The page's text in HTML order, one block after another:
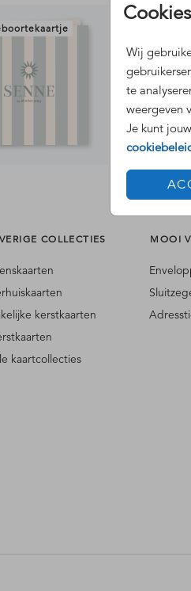
Cookies
Wij
te
weergeven
Je kunt
COLLECTIES
kerstkaarten
kaartcollecties
MOOI